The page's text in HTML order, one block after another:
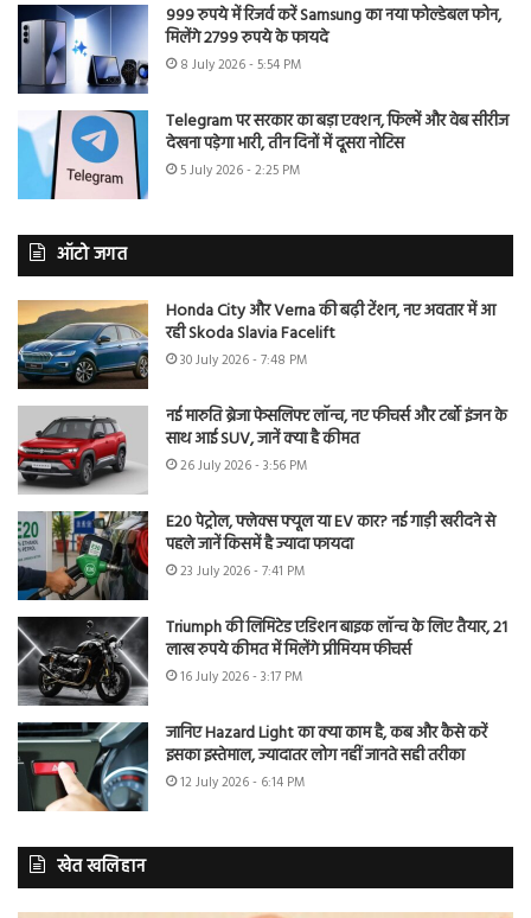
999 रुपये में रिजर्व करें Samsung का नया फोल्डेबल फोन,
मिलेंगे 2799 रुपये के फायदे
8 July 2026 - 5:54 PM
Telegram पर सरकार का बड़ा एक्शन, फिल्में और वेब सीरीज
देखना पड़ेगा भारी, तीन दिनों में दूसरा नोटिस
5 July 2026 - 2:25 PM
ऑटो जगत
Honda City और Verna की बढ़ी टेंशन, नए अवतार में आ
रही Skoda Slavia Facelift
30 July 2026 - 7:48 PM
नई मारुति ब्रेजा फेसलिफ्ट लॉन्च, नए फीचर्स और टर्बो इंजन के
साथ आई SUV, जानें क्या है कीमत
26 July 2026 - 3:56 PM
E20 पेट्रोल, फ्लेक्स फ्यूल या EV कार? नई गाड़ी खरीदने से
पहले जानें किसमें है ज्यादा फायदा
23 July 2026 - 7:41 PM
Triumph की लिमिटेड एडिशन बाइक लॉन्च के लिए तैयार, 21
लाख रुपये कीमत में मिलेंगे प्रीमियम फीचर्स
16 July 2026 - 3:17 PM
जानिए Hazard Light का क्या काम है, कब और कैसे करें
इसका इस्तेमाल, ज्यादातर लोग नहीं जानते सही तरीका
12 July 2026 - 6:14 PM
खेत खलिहान